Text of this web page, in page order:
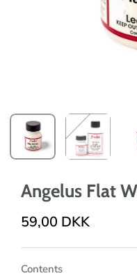
Angelus Flat
59,00 DKK
Contents